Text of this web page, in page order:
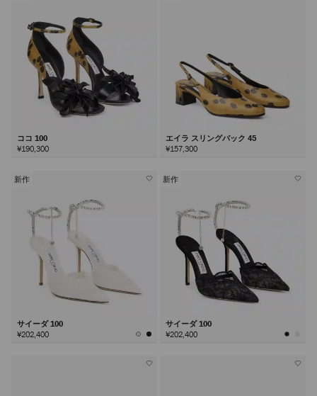
ココ 100
¥190,300
エイラ スリングバック 45
¥157,300
新作
サイーダ 100
¥202,400
新作
サイーダ 100
¥202,400